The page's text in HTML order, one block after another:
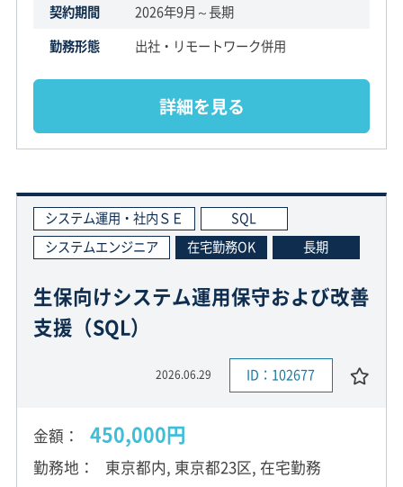
契約期間
2026年9月～長期
勤務形態
出社・リモートワーク併用
詳細を見る
システム運用・社内ＳＥ
SQL
システムエンジニア
在宅勤務OK 長期
生保向けシステム運用保守および改善
支援（SQL）
2026.06.29 ID：102677
金額 450,000円
勤務地 東京都内, 東京都23区, 在宅勤務